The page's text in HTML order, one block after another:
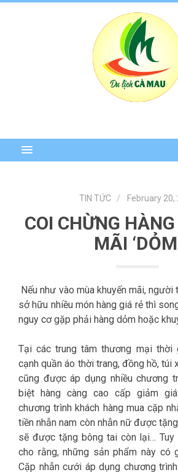
TIN TỨC February 20,
COI CHỪNG
MÃI
Nếu như vào mùa khuyến mãi,
sở hữu nhiều món hàng giá rẻ thì
nguy cơ gặp phải hàng dỏm hoặc
Tại các trung tâm thương mại thời
cạnh quần áo thời trang, đồng hồ, túi
cũng được áp dụng nhiều chương
biệt hàng càng cao cấp giảm giá
chương trình khách hàng mua cặp
tiền nhẫn nam còn nhẫn nữ được
sẽ được tặng bông tai còn lại… Tuy
cho rằng, những sản phẩm này có
Cặp nhẫn cưới áp dụng chương